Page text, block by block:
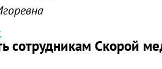
сотрудникам Скорой